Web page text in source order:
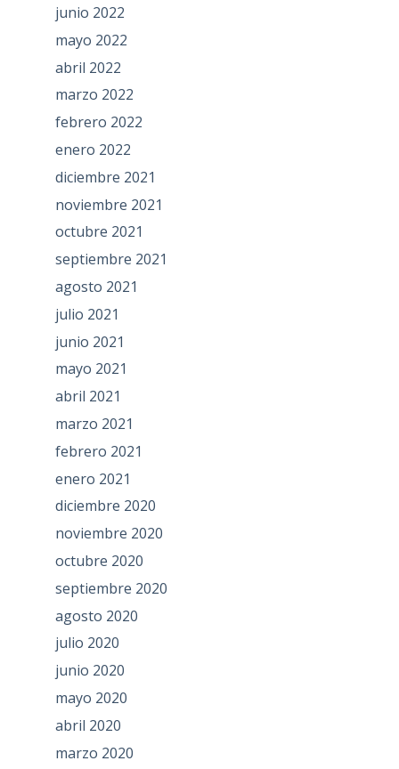
junio 2022
mayo 2022
abril 2022
marzo 2022
febrero 2022
enero 2022
diciembre 2021
noviembre 2021
octubre 2021
septiembre 2021
agosto 2021
julio 2021
junio 2021
mayo 2021
abril 2021
marzo 2021
febrero 2021
enero 2021
diciembre 2020
noviembre 2020
octubre 2020
septiembre 2020
agosto 2020
julio 2020
junio 2020
mayo 2020
abril 2020
marzo 2020